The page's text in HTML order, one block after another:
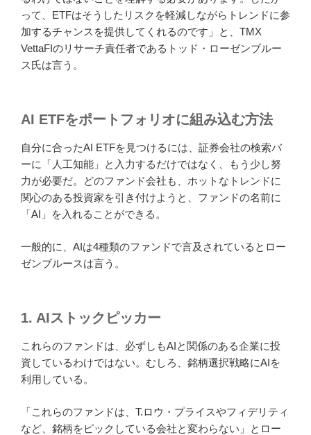
って、ETFはそうしたリスクを軽減しながらトレンドに参
加するチャンスを提供してくれるのです」と、TMX
VettaFIのリサーチ責任者であるトッド・ローゼンブルー
ス氏は言う。
AI ETFをポートフォリオに組み込む方法
自分に合ったAI ETFを見つけるには、証券会社の検索バ
ーに「人工知能」と入力するだけではなく、もう少し努
力が必要だ。どのファンド会社も、ホットなトレンドに
関心のある投資家を引き付けようと、ファンドの名前に
「AI」を入れることができる。
一般的に、AIは4種類のファンドで言及されているとロー
ゼンブルースは言う。
1. AIストックピッカー
これらのファンドは、必ずしもAIと関係のある企業に投
資しているわけではない。むしろ、銘柄選択戦略にAIを
利用している。
「これらのファンドは、T.ロウ・プライスやフィデリティ
など、銘柄をピックしている会社と変わらない」とロー